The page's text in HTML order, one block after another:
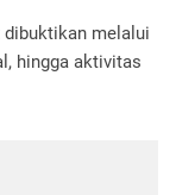
dibuktikan melalui
hingga aktivitas